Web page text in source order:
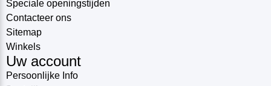
Speciale openingstijden
Contacteer ons
Sitemap
Winkels
Uw account
Persoonlijke Info